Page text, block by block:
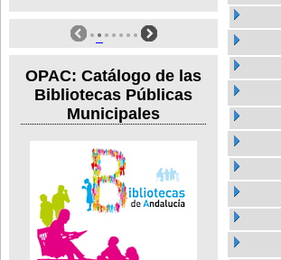
OPAC: Catálogo de las
Bibliotecas Públicas
Municipales